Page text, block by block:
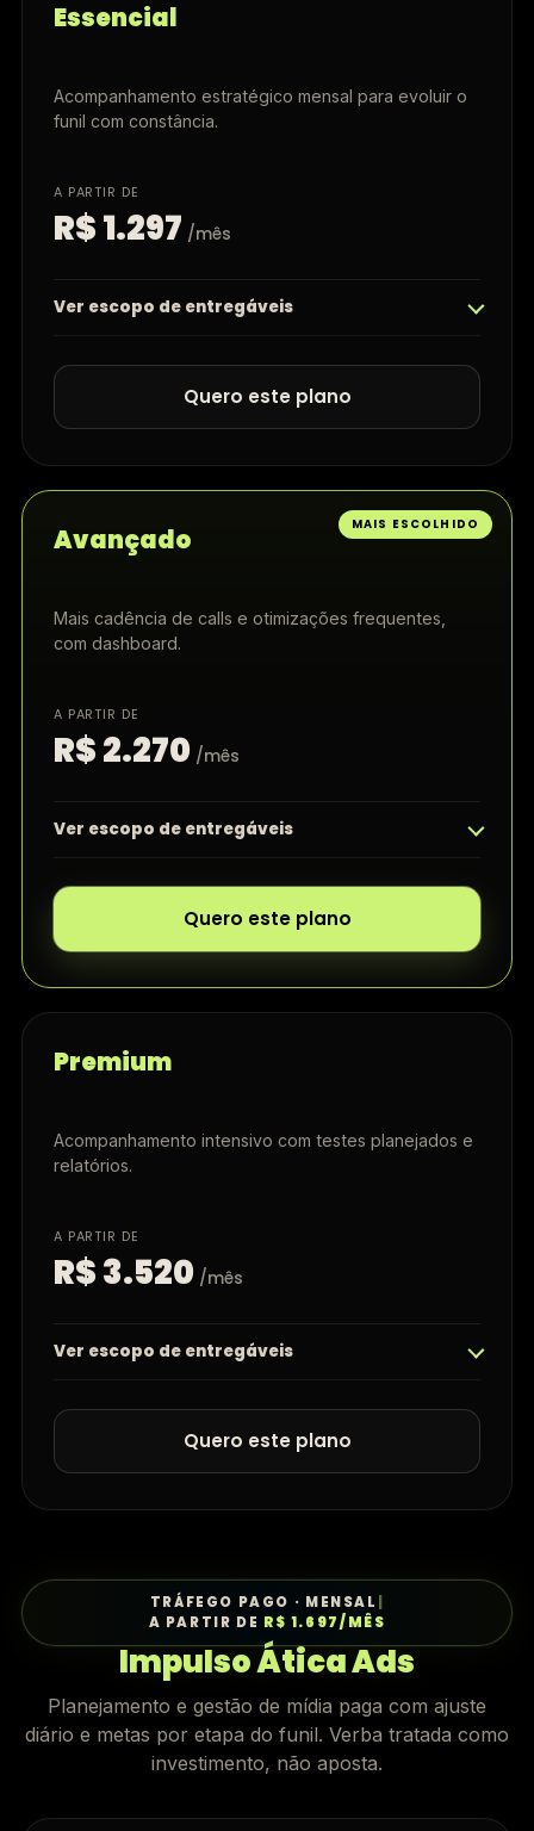
Essencial
Acompanhamento estratégico mensal para evoluir o
funil com constância.
A PARTIR DE
R$ 1.297 /mês
Ver escopo de entregáveis
Quero este plano
MAIS ESCOLHIDO
Avançado
Mais cadência de calls e otimizações frequentes,
com dashboard.
A PARTIR DE
R$ 2.270 /mês
Ver escopo de entregáveis
Quero este plano
Premium
Acompanhamento intensivo com testes planejados e
relatórios.
A PARTIR DE
R$ 3.520 /mês
Ver escopo de entregáveis
Quero este plano
TRÁFEGO PAGO · MENSAL
A PARTIR DE R$ 1.697/MÊS
Impulso Ática Ads
Planejamento e gestão de mídia paga com ajuste
diário e metas por etapa do funil. Verba tratada como
investimento, não aposta.